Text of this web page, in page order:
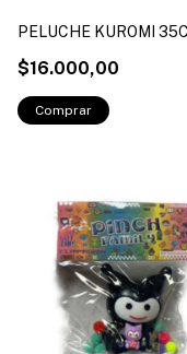
PELUCHE KUROMI
$16.000,00